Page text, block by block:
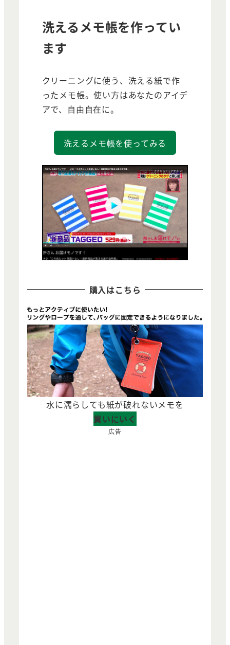
洗えるメモ帳を作ってい
ます
クリーニングに使う、洗える紙で作
ったメモ帳。使い方はあなたのアイデ
アで、自由自在に。
洗えるメモ帳を使ってみる
購入はこちら
水に濡らしても紙が破れないメモを
買いにいく
広告